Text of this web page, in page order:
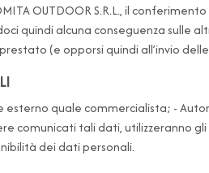
OUTDOOR S.R.L., il
quindi alcuna conseguenza
(e opporsi quindi all’invio
quale commercialista; -
comunicati tali dati, utilizzeranno
dei dati personali.